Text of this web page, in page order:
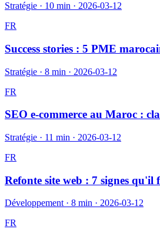
Stratégie · 10 min · 2026-03-12
FR
Success stories : 5 PME
Stratégie · 8 min · 2026-03-12
FR
SEO e-commerce au Maroc :
Stratégie · 11 min · 2026-03-12
FR
Refonte site web : 7 signes qu'il
Développement· 8 min · 2026-03-12
FR